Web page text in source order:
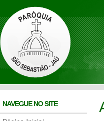
NAVEGUE NO SITE